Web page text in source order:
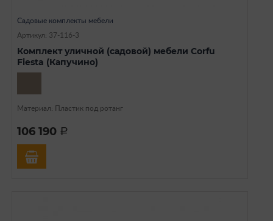
Садовые комплекты мебели
Артикул: 37-116-3
Комплект уличной (садовой) мебели Corfu
Fiesta (Капучино)
Материал: Пластик под ротанг
106 190 a